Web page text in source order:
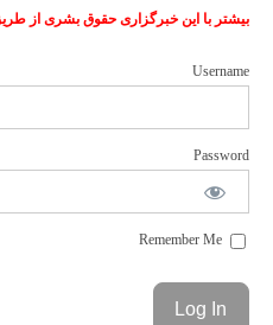
بیشتر با این خبرگزاری حقوق بشری از
Username
Password